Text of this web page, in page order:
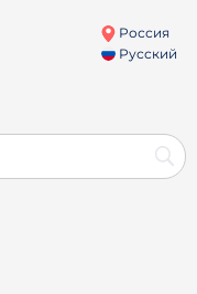
Россия
Русский